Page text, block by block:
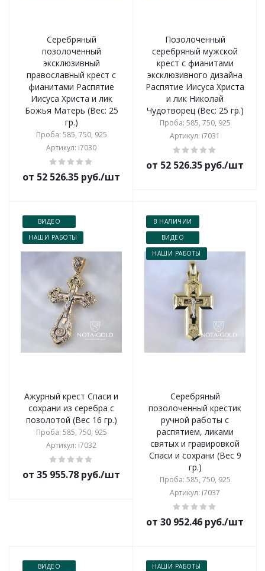
Серебряный
позолоченный
эксклюзивный
православный крест с
фианитами Распятие
Иисуса Христа и лик
Божья Матерь (Вес: 25
гр.)
Проба: 585, 750, 925
Артикул: i7030
от 52 526.35 руб./шт
Позолоченный
серебряный мужской
крест с фианитами
эксклюзивного дизайна
Распятие Иисуса Христа
и лик Николай
Чудотворец (Вес: 25 гр.)
Проба: 585, 750, 925
Артикул: i7031
от 52 526.35 руб./шт
ВИДЕО
НАШИ РАБОТЫ
Ажурный крест Спаси и
сохрани из серебра с
позолотой (Вес 16 гр.)
Проба: 585, 750, 925
Артикул: i7032
от 35 955.78 руб./шт
В НАЛИЧИИ
ВИДЕО
НАШИ РАБОТЫ
Серебряный
позолоченный крестик
ручной работы с
распятием, ликами
святых и гравировкой
Спаси и сохрани (Вес 9
гр.)
Проба: 585, 750, 925
Артикул: i7037
от 30 952.46 руб./шт
ВИДЕО
НАШИ РАБОТЫ